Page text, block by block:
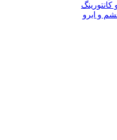
کانتورینگ
و ابرو